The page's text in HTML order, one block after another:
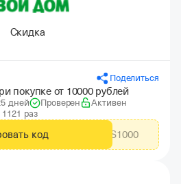
Скидка
Поделиться
покупке от 10000 рублей
дней Проверен
Активен
раз
код CITYADS1000